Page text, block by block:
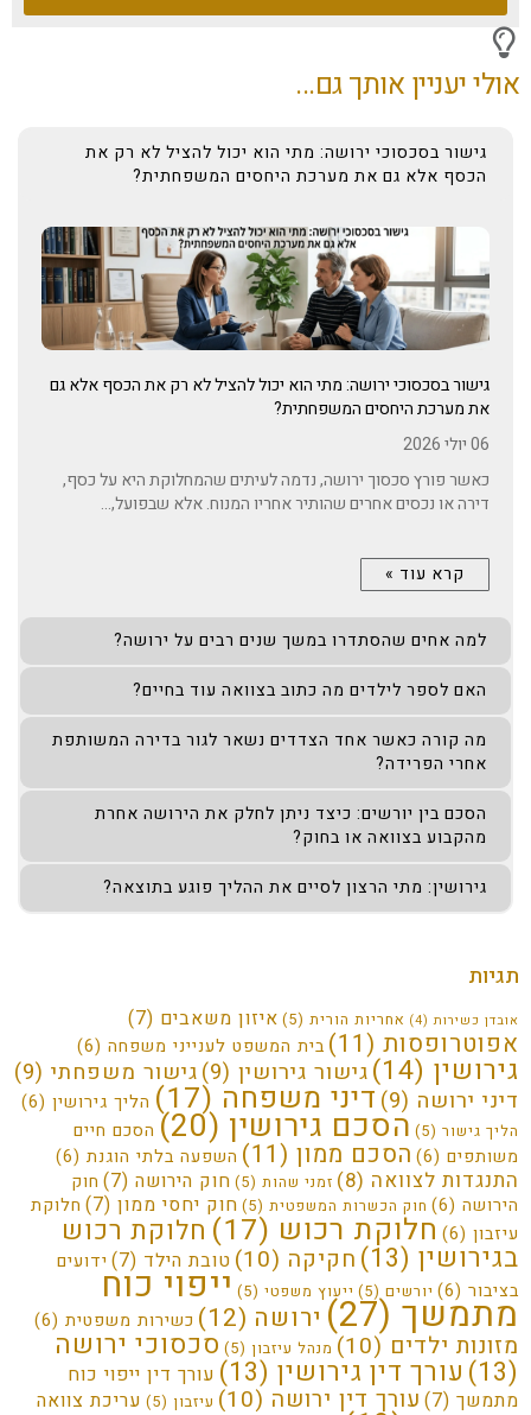
אולי יעניין אותך גם...
גישור בסכסוכי ירושה: מתי הוא יכול להציל לא רק את
הכסף אלא גם את מערכת היחסים המשפחתית?
גישור בסכסוכי ירושה: מתי הוא יכול להציל לא רק את הכסף אלא גם
את מערכת היחסים המשפחתית?
06 יולי 2026
כאשר פורץ סכסוך ירושה, נדמה לעיתים שהמחלוקת היא על כסף,
דירה או נכסים אחרים שהותיר אחריו המנוח. אלא שבפועל,...
קרא עוד »
למה אחים שהסתדרו במשך שנים רבים על ירושה?
האם לספר לילדים מה כתוב בצוואה עוד בחיים?
מה קורה כאשר אחד הצדדים נשאר לגור בדירה המשותפת
אחרי הפרידה?
הסכם בין יורשים: כיצד ניתן לחלק את הירושה אחרת
מהקבוע בצוואה או בחוק?
גירושין: מתי הרצון לסיים את ההליך פוגע בתוצאה?
תגיות
אובדן כשירות(4) אחריות הורית(5) איזון משאבים(7)
אפוטרופסות(11) בית המשפט לענייני משפחה(6)
גירושין(14) גישור גירושין(9) גישור משפחתי(9)
דיני ירושה(9) דיני משפחה(17) הליך גירושין(6)
הליך גישור(5) הסכם גירושין(20)
הסכם חיים
משותפים(6) הסכם ממון(11) השפעה בלתי הוגנת(6)
התנגדות לצוואה(8) זמני שהות(5) חוק הירושה(7)
חוק
הירושה(6) חוק הכשרות המשפטית(5) חוק יחסי ממון(7)
חלוקת
עיזבון(6) חלוקת רכוש(17) חלוקת רכוש
בגירושין(13) חקיקה(10) טובת הילד(7)
ידועים
בציבור(6) יורשים(5) ייעוץ משפטי(5) ייפוי כוח
מתמשך(27) ירושה(12) כשירות משפטית(6)
מזונות ילדים(10) מנהל עיזבון(5) סכסוכי ירושה
עורך דין גירושין(13)
עורך דין ייפוי כוח
מתמשך(7) עורך דין ירושה(10) עיזבון(5)
עריכת צוואה